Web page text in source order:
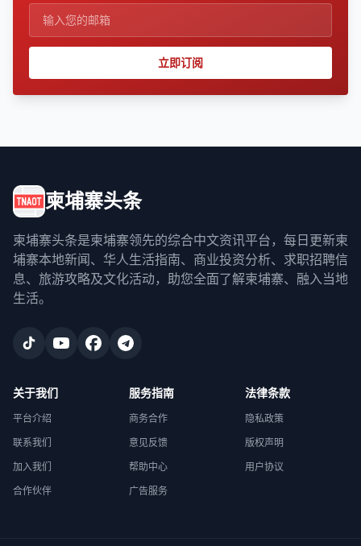
立即订阅
柬埔寨头条
柬埔寨头条是柬埔寨领先的综合中文资讯平台，每日更新柬
埔寨本地新闻、华人生活指南、商业投资分析、求职招聘信
息、旅游攻略及文化活动，助您全面了解柬埔寨、融入当地
生活。
关于我们
平台介绍
联系我们
加入我们
合作伙伴
服务指南
商务合作
意见反馈
帮助中心
广告服务
法律条款
隐私政策
版权声明
用户协议